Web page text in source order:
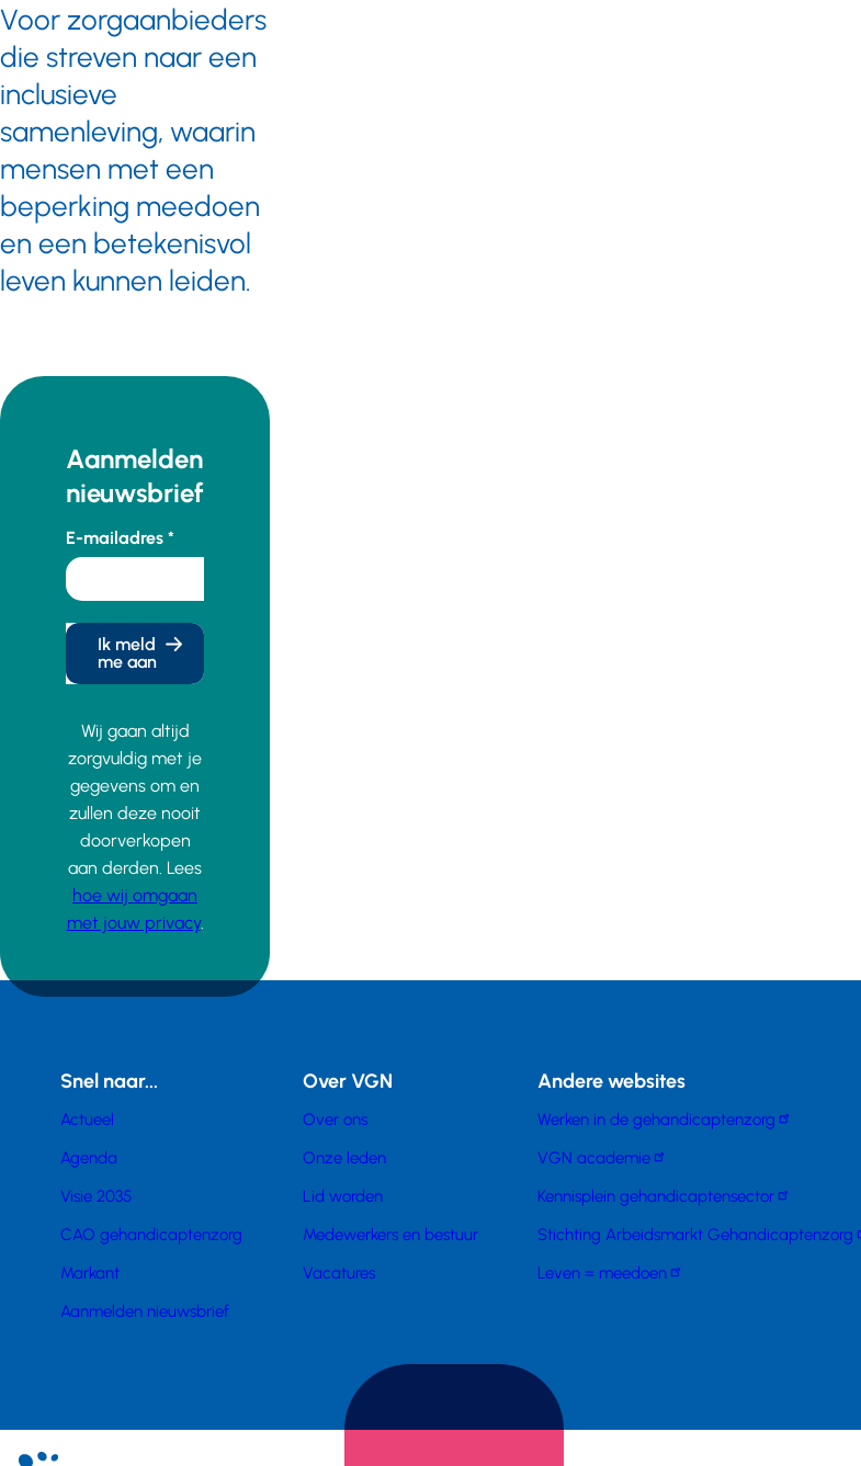
Voor zorgaanbieders
die streven naar een
inclusieve
samenleving, waarin
mensen met een
beperking meedoen
en een betekenisvol
leven kunnen leiden.
Aanmelden
nieuwsbrief
E-mailadres
Ik meld
me aan
Wij gaan altijd
zorgvuldig met je
gegevens om en
zullen deze nooit
doorverkopen
aan derden. Lees
hoe wij omgaan
met jouw privacy.
Snel naar...
Actueel
Agenda
Visie 2035
CAO gehandicaptenzorg
Markant
Aanmelden nieuwsbrief
Over VGN
Over ons
Onze leden
Lid worden
Medewerkers en bestuur
Vacatures
Andere websites
Werken in de gehandicaptenzorg
VGN academie
Kennisplein gehandicaptensector
Stichting Arbeidsmarkt Gehandicaptenzorg
Leven = meedoen